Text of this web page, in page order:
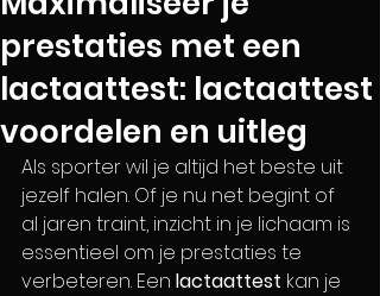
prestaties met een
lactaattest: lactaattest
voordelen en uitleg
Als sporter wil je altijd het beste uit
jezelf halen. Of je nu net begint of
al jaren traint, inzicht in je lichaam is
essentieel om je prestaties te
verbeteren. Een lactaattest kan je